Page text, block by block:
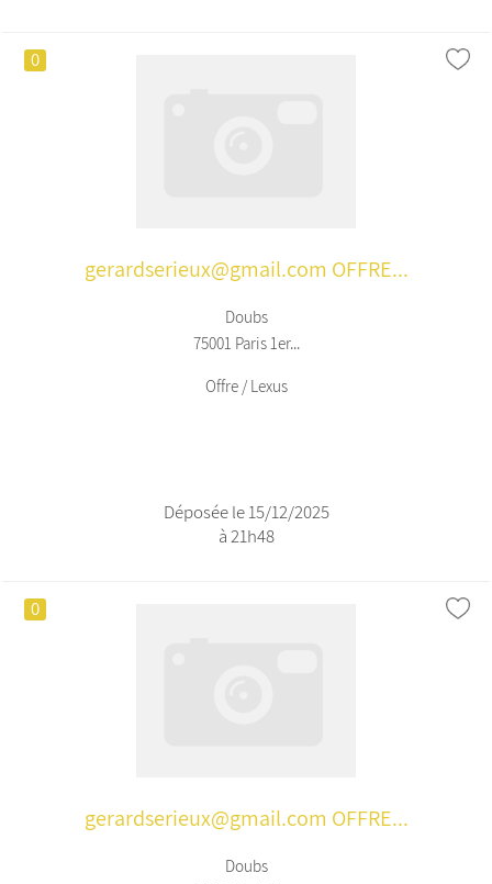
0
gerardserieux@gmail.com OFFRE...
Doubs
75001 Paris 1er...
Offre / Lexus
Déposée le 15/12/2025
à 21h48
0
gerardserieux@gmail.com OFFRE...
Doubs